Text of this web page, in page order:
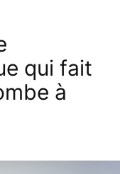
qui fait
à